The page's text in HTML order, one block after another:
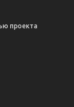
проекта